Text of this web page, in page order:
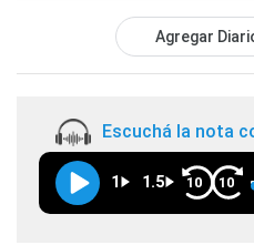
Agregar
Escuchá la nota
1 1.5 10 10